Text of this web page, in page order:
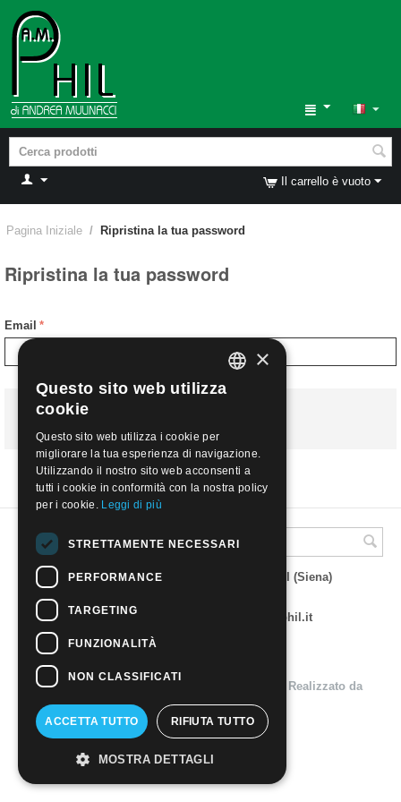
Il carrello è vuoto
Pagina Iniziale / Ripristina la tua password
Ripristina la tua password
Email
Ripristina la password
P.za V. Emanuele 23 - 53019 VAGLIAGLI (Siena)
CCIAA di Siena REA SI 93025
Tel 0577 321001 - e-mail : info@amphil.it
© 2004 - 2026 A.M.Phil di Andrea Mulinacci. Realizzato da
ITALIAN
×
Questo sito web utilizza
cookie
Questo sito web utilizza i cookie per
migliorare la tua esperienza di navigazione.
Utilizzando il nostro sito web acconsenti a
tutti i cookie in conformità con la nostra policy
per i cookie. Leggi di più
STRETTAMENTE NECESSARI
PERFORMANCE
TARGETING
FUNZIONALITÀ
NON CLASSIFICATI
ACCETTA TUTTO RIFIUTA TUTTO
MOSTRA DETTAGLI